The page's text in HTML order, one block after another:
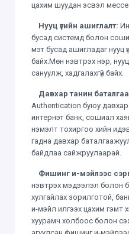
цахим шуудан эсвэл
Нууц үгийн ашиглалт:
бусад системд болон
мэт бусад ашигладаг нууц
байх.Мөн нэвтрэх нэр, нууц
сануулж, хадгалахгүй байх.
Давхар танин
Authentication буюу
интернэт банк, сошиал
нэмэлт тохиргоо хийн
гадна давхар
байдлаа сайжруулаарай.
Фишинг и-мэйлээс
нэвтрэх мэдээлэл болон
хулгайлах зорилготой,
и-мэйл илгээх цахим гэмт
хуурамч холбоос болон